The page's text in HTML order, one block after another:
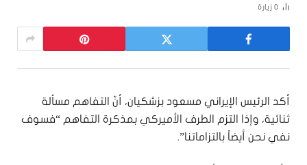
0 زيارة
أكد الرئيس الإيراني مسعود بزشكيان، أنّ التفاهم مسألة
ثنائية، وإذا التزم الطرف الأميركي بمذكرة التفاهم “فسوف
نفي نحن أيضاً بالتزاماتنا”.